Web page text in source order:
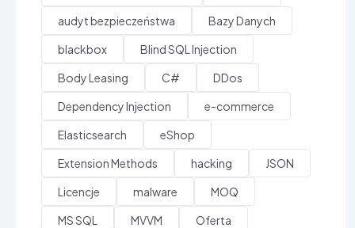
audyt bezpieczeństwa
Bazy Danych
blackbox
Blind SQL Injection
Body Leasing
C#
DDos
Dependency Injection
e-commerce
Elasticsearch
eShop
Extension Methods
hacking
JSON
Licencje
malware
MOQ
MS SQL
MVVM
Oferta